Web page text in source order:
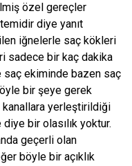
özel gereçler
diye yanıt
iğnelerle saç kökleri
sadece bir kaç dakika
saç ekiminde bazen saç
bir şeye gerek
yerleştirildiği
bir olasılık yoktur.
geçerli olan
böyle bir açıklık